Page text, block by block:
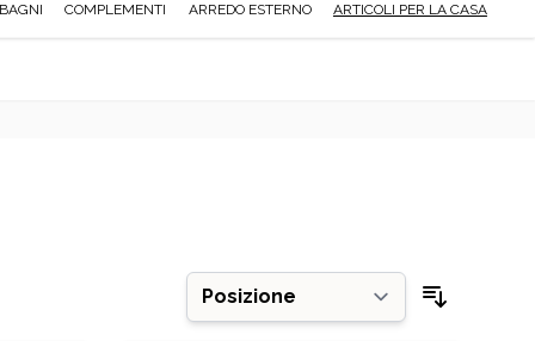
COMPLEMENTI ARREDO ESTERNO ARTICOLI PER LA CASA